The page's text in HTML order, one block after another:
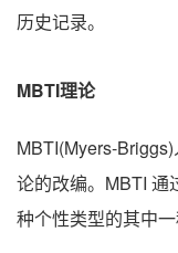
历史记录。
MBTI理论
MBTI(Myers-
论的改编。MBTI 通
种个性类型的其中